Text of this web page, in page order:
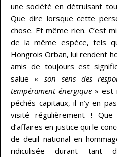
une société en détruisant
Que dire lorsque cette
chose. Et même rien. C’est
de la même espèce, tels
Hongrois Orban, lui rendent
amis de toujours est
salue « son sens des
tempérament énergique » est
péchés capitaux, il n’y en
visité régulièrement !
d’affaires en justice qui le
de deuil national en
ridiculisée durant tant